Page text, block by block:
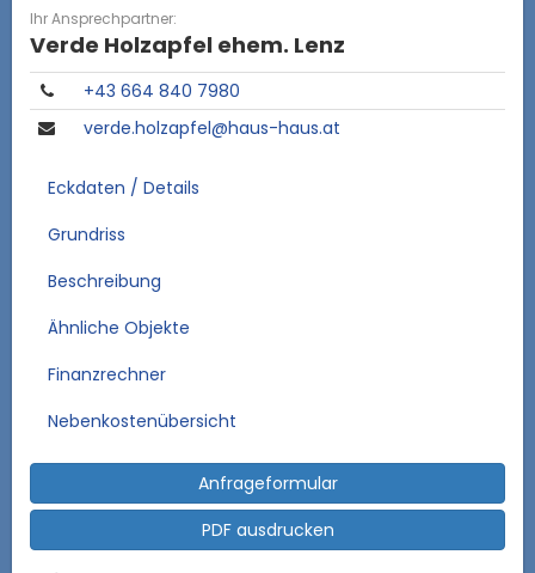
Ihr Ansprechpartner:
Verde Holzapfel ehem. Lenz
+43 664 840 7980
verde.holzapfel@haus-haus.at
Eckdaten / Details
Grundriss
Beschreibung
Ähnliche Objekte
Finanzrechner
Nebenkostenübersicht
Anfrageformular
PDF ausdrucken